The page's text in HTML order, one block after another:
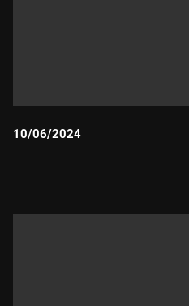
10/06/2024